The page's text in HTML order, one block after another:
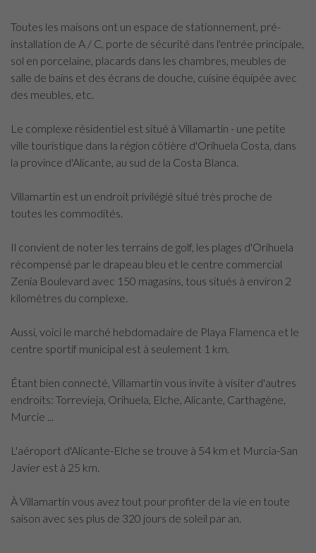
Toutes les maisons ont un espace de stationnement, pré-
installation de A / C, porte de sécurité dans l'entrée principale,
sol en porcelaine, placards dans les chambres, meubles de
salle de bains et des écrans de douche, cuisine équipée avec
des meubles, etc.
Le complexe résidentiel est situé à Villamartín - une petite
ville touristique dans la région côtière d'Orihuela Costa, dans
la province d'Alicante, au sud de la Costa Blanca.
Villamartin est un endroit privilégié situé très proche de
toutes les commodités.
Il convient de noter les terrains de golf, les plages d'Orihuela
récompensé par le drapeau bleu et le centre commercial
Zenia Boulevard avec 150 magasins, tous situés à environ 2
kilomètres du complexe.
Aussi, voici le marché hebdomadaire de Playa Flamenca et le
centre sportif municipal est à seulement 1 km.
Étant bien connecté, Villamartín vous invite à visiter d'autres
endroits: Torrevieja, Orihuela, Elche, Alicante, Carthagène,
Murcie ...
L'aéroport d'Alicante-Elche se trouve à 54 km et Murcia-San
Javier est à 25 km.
À Villamartín vous avez tout pour profiter de la vie en toute
saison avec ses plus de 320 jours de soleil par an.